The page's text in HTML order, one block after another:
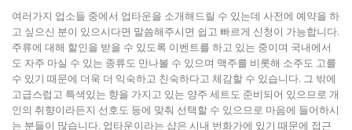
여러가지 업소들 중에서 업타운을 소개해드릴 수 있는데 사전에 예약을 하
고 싶으신 분이 있으시다면 말씀해주시면 쉽고 빠르게 신청이 가능합니다.
주류에 대해 할인을 받을 수 있도록 이벤트를 하고 있는 중이며 국내에서
도 자주 마실 수 있는 종류도 만나볼 수 있으며 맥주를 비롯해 소주도 고를
수 있기 때문에 더욱 더 익숙하고 친숙하다고 체감할 수 있습니다. 그 밖에
고급스럽고 특색있는 향을 가지고 있는 양주 세트도 준비되어 있으므로 개
인의 취향이라든지 선호도 등에 맞춰 선택할 수 있으므로 마음에 들어하시
는 분들이 많습니다. 업타운이라는 샵은 시내 번화가에 있기 때문에 접근